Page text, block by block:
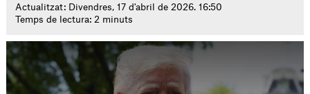
Actualitzat: Divendres, 17 d'abril de 2026. 16:50
Temps de lectura: 2 minuts